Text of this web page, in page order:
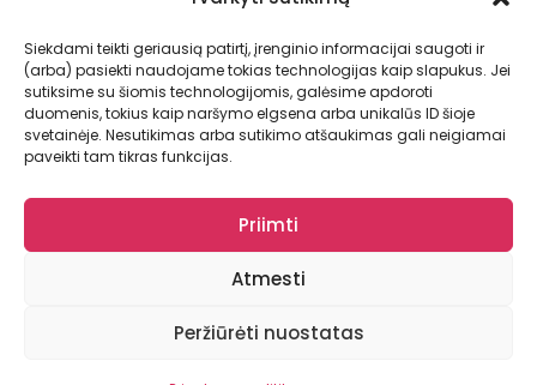
Siekdami teikti geriausią patirtį, įrenginio informacijai saugoti ir
(arba) pasiekti naudojame tokias technologijas kaip slapukus. Jei
sutiksime su šiomis technologijomis, galėsime apdoroti
duomenis, tokius kaip naršymo elgsena arba unikalūs ID šioje
svetainėje. Nesutikimas arba sutikimo atšaukimas gali neigiamai
paveikti tam tikras funkcijas.
Priimti
Atmesti
Peržiūrėti nuostatas
NUORODOS
© VIVA FERTILIS 2025